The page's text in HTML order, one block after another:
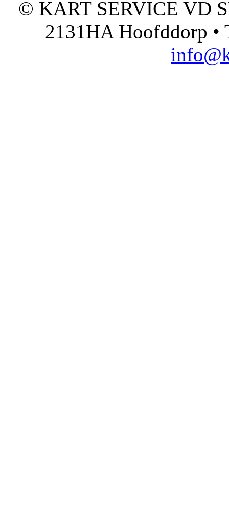
© KART SERVICE VD
2131HA Hoofddorp •